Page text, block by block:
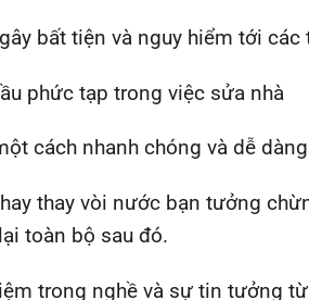
bất tiện và nguy hiểm tới
phức tạp trong việc sửa nhà
cách nhanh chóng và dễ
thay vòi nước bạn tưởng
toàn bộ sau đó.
trong nghề và sự tin tưởng